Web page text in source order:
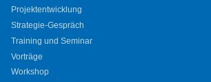
Projektentwicklung
Strategie-Gespräch
Training und Seminar
Vorträge
Workshop